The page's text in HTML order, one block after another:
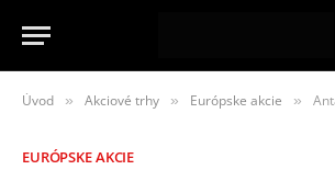
Úvod » Akciové trhy » Európske akcie » Anta
EURÓPSKE AKCIE